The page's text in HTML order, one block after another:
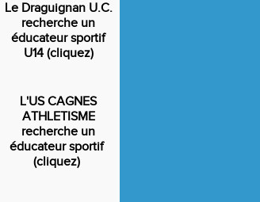
Le Draguignan U.C.
recherche un
éducateur sportif
U14 (cliquez)
L'US CAGNES
ATHLETISME
recherche un
éducateur sportif
(cliquez)